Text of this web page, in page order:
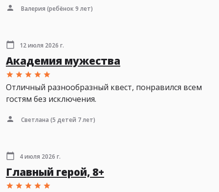
Валерия (ребёнок 9 лет)
12 июля 2026 г.
Академия мужества
Отличный разнообразный квест, понравился всем
гостям без исключения.
Светлана (5 детей 7 лет)
4 июля 2026 г.
Главный герой, 8+